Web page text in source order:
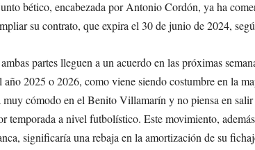
bético, encabezada por Antonio Cordón, ya ha
su contrato, que expira el 30 de junio de 2024,
partes lleguen a un acuerdo en las próximas
año 2025 o 2026, como viene siendo costumbre en la
muy cómodo en el Benito Villamarín y no piensa en
temporada a nivel futbolístico. Este movimiento,
significaría una rebaja en la amortización de su